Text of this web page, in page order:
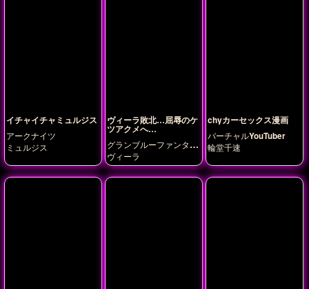
イチャイチャミュルジス
アークナイツ
ミュルジス
ヴィーラ敗北…屈辱のケ
ツアクメへ…
グランブルーファンタジ
ー
ヴィーラ
chyカーセックス漫画
バーチャルYouTuber
輪堂千速